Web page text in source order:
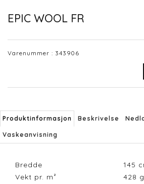
EPIC WOOL FR
Varenummer : 343906
Produktinformasjon Beskrivelse
Vaskeanvisning
Bredde 145
Vekt pr. m²
428 g